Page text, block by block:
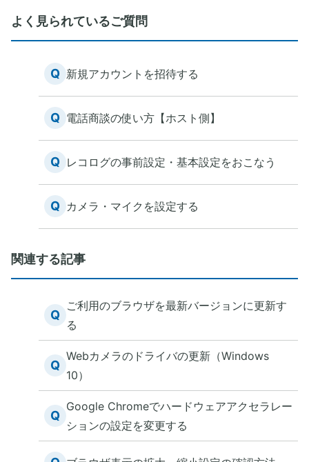
よく見られているご質問
Q 新規アカウントを招待する
Q 電話商談の使い方【ホスト側】
Q レコログの事前設定・基本設定をおこなう
Q カメラ・マイクを設定する
関連する記事
Q
ご利用のブラウザを最新バージョンに更新す
る
Q
Webカメラのドライバの更新（Windows
10）
Q
Google Chromeでハードウェアアクセラレー
ションの設定を変更する